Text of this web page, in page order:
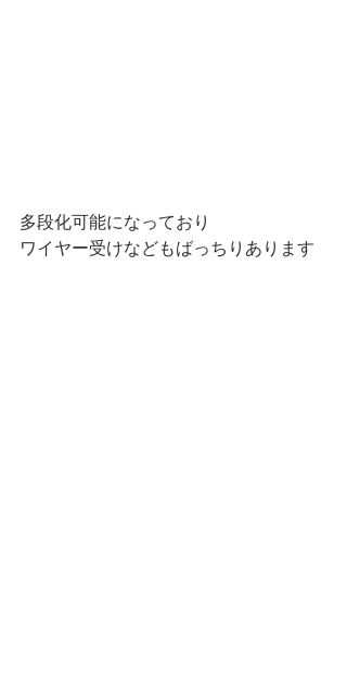
多段化可能になっており
ワイヤー受けなどもばっちりあります